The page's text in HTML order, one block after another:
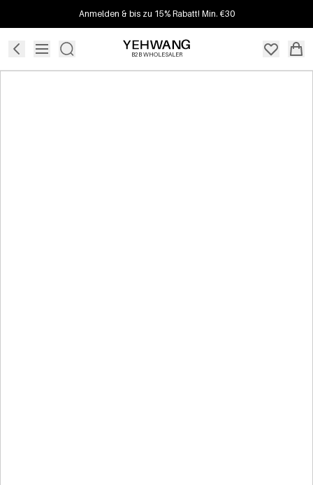
Anmelden & bis zu 15% Rabatt! Min. €30
B2B WHOLESALER